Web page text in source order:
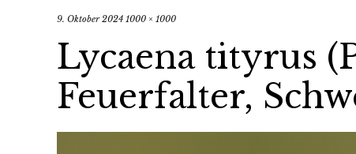
9. Oktober 2024 1000 × 1000
Lycaena tityrus
Feuerfalter,